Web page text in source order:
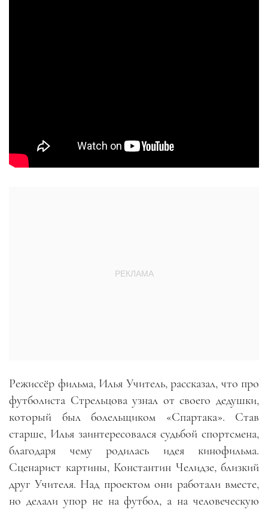
Режиссёр фильма, Илья Учитель, рассказал, что про
футболиста Стрельцова узнал от своего дедушки,
который был болельщиком «Спартака». Став
старше, Илья заинтересовался судьбой спортсмена,
благодаря чему родилась идея кинофильма.
Сценарист картины, Константин Челидзе, близкий
друг Учителя. Над проектом они работали вместе,
но делали упор не на футбол, а на человеческую